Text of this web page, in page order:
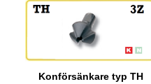
Konförsänkare typ TH